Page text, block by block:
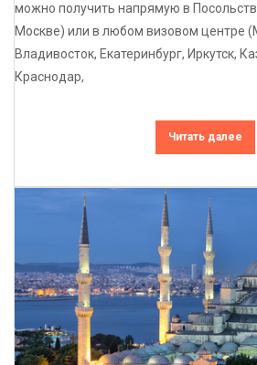
можно получить напрямую в
Москве) или в любом визовом центре
Владивосток, Екатеринбург, Иркутск,
Краснодар,
Читать далее